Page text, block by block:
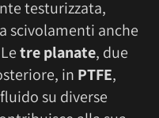
testurizzata,
scivolamenti anche
tre planate, due
in PTFE,
su diverse